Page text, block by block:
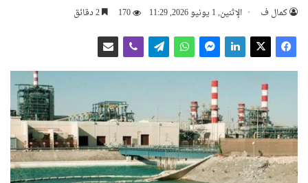
كمال ف الإثنين, 1 يونيو 2026, 11:29 170